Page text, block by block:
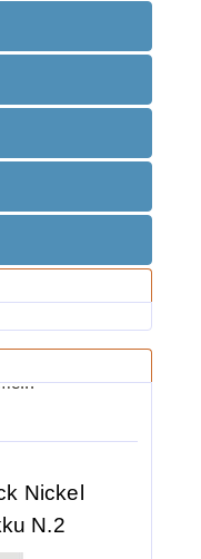
Nickel
N.2